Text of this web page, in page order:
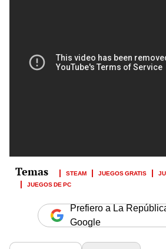
STEAM JUEGOS GRATIS
JUEGOS DE PC
Prefiero a La
Google